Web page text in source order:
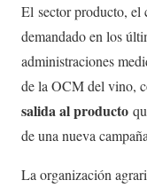
El sector producto, el
demandado en los
administraciones
de la OCM del vino,
salida al producto
de una nueva
La organización